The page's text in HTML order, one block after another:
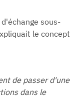
sous-
le concept
de passer d'une
dans le